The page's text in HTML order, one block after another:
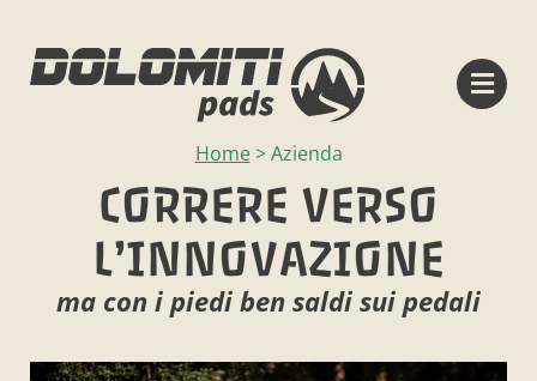
Home>Azienda
CORRERE VERSO
L’INNOVAZIONE
ma con i piedi ben saldi sui pedali